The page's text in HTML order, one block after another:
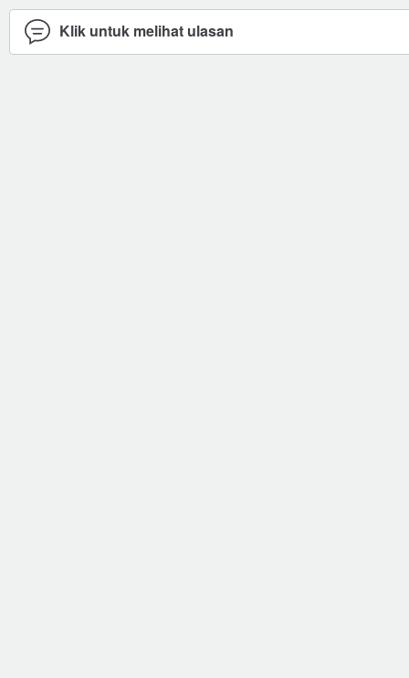
Klik untuk melihat ulasan